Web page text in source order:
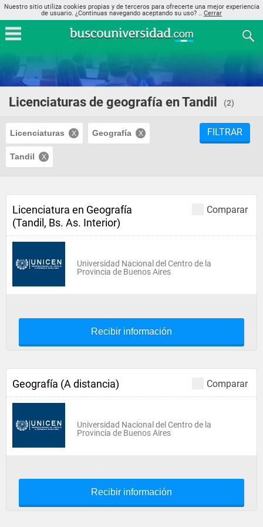
Nuestro sitio utiliza cookies propias y de terceros para ofrecerte una mejor experiencia
de usuario. ¿Continuas navegando aceptando su uso? .. Cerrar
Licenciaturas de geografía en Tandil (2)
Licenciaturas Geografía
Tandil
FILTRAR
Comparar
Licenciatura en Geografía
(Tandil, Bs. As. Interior)
Universidad Nacional del Centro de la
Provincia de Buenos Aires
Recibir información
Comparar
Geografía (A distancia)
Universidad Nacional del Centro de la
Provincia de Buenos Aires
Recibir información